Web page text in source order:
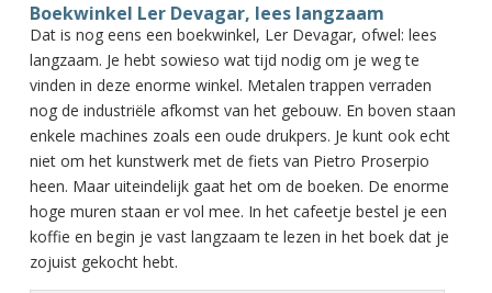
Boekwinkel Ler Devagar, lees langzaam
Dat is nog eens een boekwinkel, Ler Devagar, ofwel: lees
langzaam. Je hebt sowieso wat tijd nodig om je weg te
vinden in deze enorme winkel. Metalen trappen verraden
nog de industriële afkomst van het gebouw. En boven staan
enkele machines zoals een oude drukpers. Je kunt ook echt
niet om het kunstwerk met de fiets van Pietro Proserpio
heen. Maar uiteindelijk gaat het om de boeken. De enorme
hoge muren staan er vol mee. In het cafeetje bestel je een
koffie en begin je vast langzaam te lezen in het boek dat je
zojuist gekocht hebt.